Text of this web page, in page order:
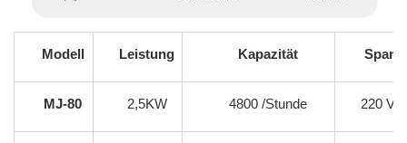
Modell Leistung Kapazität
MJ-80 2,5KW 4800 /Stunde 220 V/